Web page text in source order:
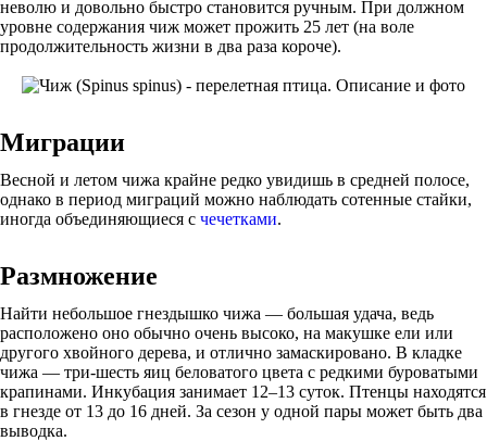
неволю и довольно быстро становится ручным. При должном
уровне содержания чиж может прожить 25 лет (на воле
продолжительность жизни в два раза короче).
Миграции
Весной и летом чижа крайне редко увидишь в средней полосе,
однако в период миграций можно наблюдать сотенные стайки,
иногда объединяющиеся с чечетками.
Размножение
Найти небольшое гнездышко чижа — большая удача, ведь
расположено оно обычно очень высоко, на макушке ели или
другого хвойного дерева, и отлично замаскировано. В кладке
чижа — три-шесть яиц беловатого цвета с редкими буроватыми
крапинами. Инкубация занимает 12–13 суток. Птенцы находятся
в гнезде от 13 до 16 дней. За сезон у одной пары может быть два
выводка.